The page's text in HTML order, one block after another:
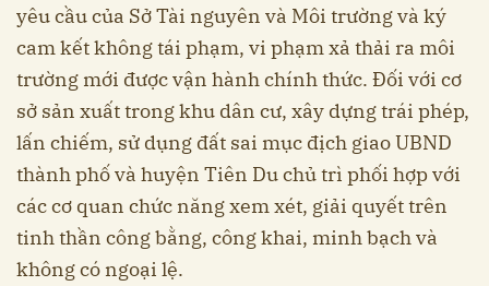
yêu cầu của Sở Tài nguyên và Môi trường và ký
cam kết không tái phạm, vi phạm xả thải ra môi
trường mới được vận hành chính thức. Đối với cơ
sở sản xuất trong khu dân cư, xây dựng trái phép,
lấn chiếm, sử dụng đất sai mục địch giao UBND
thành phố và huyện Tiên Du chủ trì phối hợp với
các cơ quan chức năng xem xét, giải quyết trên
tinh thần công bằng, công khai, minh bạch và
không có ngoại lệ.